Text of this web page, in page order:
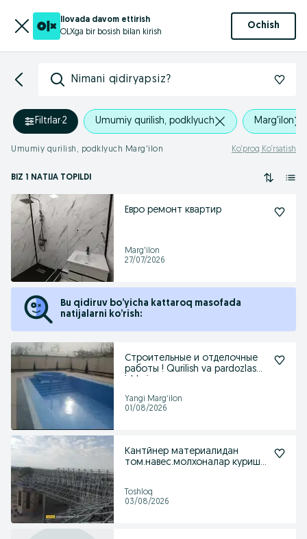
Ilovada davom ettirish
OLXga bir bosish bilan kirish
Ochish
Nimani qidiryapsiz?
Filtrlar·2 Umumiy qurilish, podklyuch Marg'ilon
Umumiy qurilish, podklyuch Marg'ilon Ko‘proq Ko‘rsatish
BIZ 1 NATIJA TOPILDI
Евро ремонт квартир
Marg'ilon
27/07/2026
Bu qidiruv bo’yicha kattaroq masofada
natijalarni ko’rish:
Строительные и отделочные
работы ! Qurilish va pardozlash
Yangi Margʻilon
01/08/2026
Кантйнер материалидан
том.навес.молхоналар куриш
Toshloq
03/08/2026